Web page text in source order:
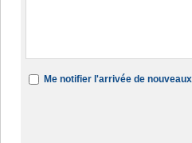
Me notifier l'arrivée de